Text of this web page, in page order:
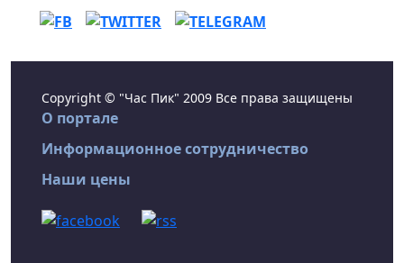
Copyright © "Час Пик" 2009 Все права защищены
О портале
Информационное сотрудничество
Наши цены